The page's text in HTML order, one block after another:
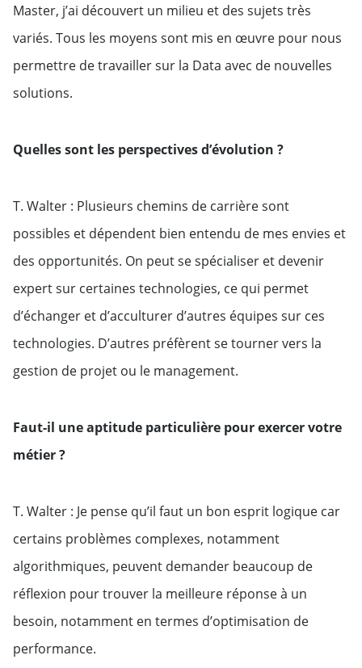
Master, j’ai découvert un milieu et des sujets très
variés. Tous les moyens sont mis en œuvre pour nous
permettre de travailler sur la Data avec de nouvelles
solutions.
Quelles sont les perspectives d’évolution ?
T. Walter : Plusieurs chemins de carrière sont
possibles et dépendent bien entendu de mes envies et
des opportunités. On peut se spécialiser et devenir
expert sur certaines technologies, ce qui permet
d’échanger et d’acculturer d’autres équipes sur ces
technologies. D’autres préfèrent se tourner vers la
gestion de projet ou le management.
Faut-il une aptitude particulière pour exercer votre
métier ?
T. Walter : Je pense qu’il faut un bon esprit logique car
certains problèmes complexes, notamment
algorithmiques, peuvent demander beaucoup de
réflexion pour trouver la meilleure réponse à un
besoin, notamment en termes d’optimisation de
performance.